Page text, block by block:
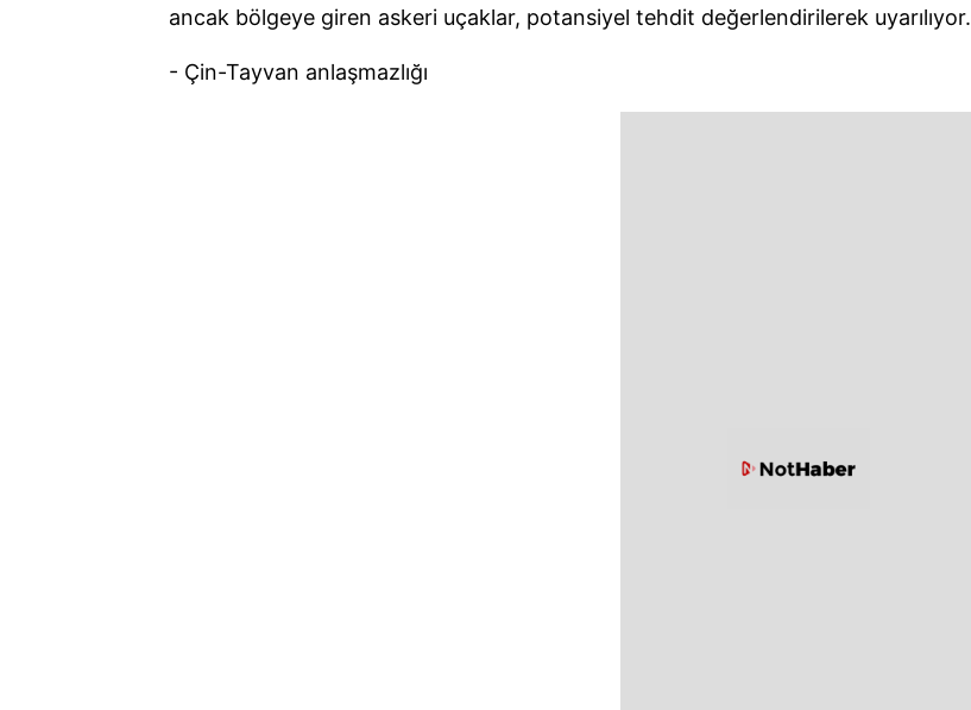
ancak bölgeye giren askeri uçaklar, potansiyel tehdit değerlendirilerek uyarılıyor.
- Çin-Tayvan anlaşmazlığı